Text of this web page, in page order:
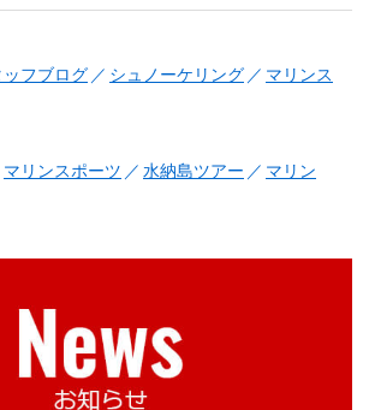
ッフブログ シュノーケリング
マリンス
マリンスポーツ 水納島ツアー
マリン